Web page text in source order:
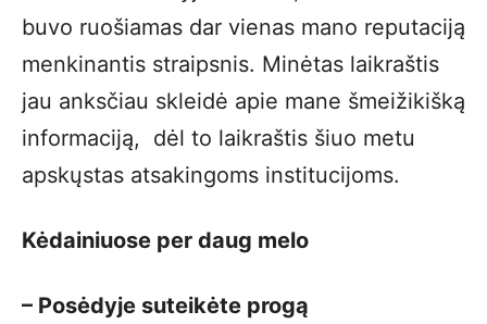
buvo ruošiamas dar vienas mano reputaciją
menkinantis straipsnis. Minėtas laikraštis
jau anksčiau skleidė apie mane šmeižikišką
informaciją, dėl to laikraštis šiuo metu
apskųstas atsakingoms institucijoms.
Kėdainiuose per daug melo
– Posėdyje suteikėte progą